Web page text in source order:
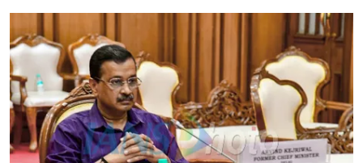
पूरी पार्टी की ही जड़ें हिलाकर रख दी। पार्टी के तीन राज्यसभा
सांसदों ने मीडिया के सामने आकर […]